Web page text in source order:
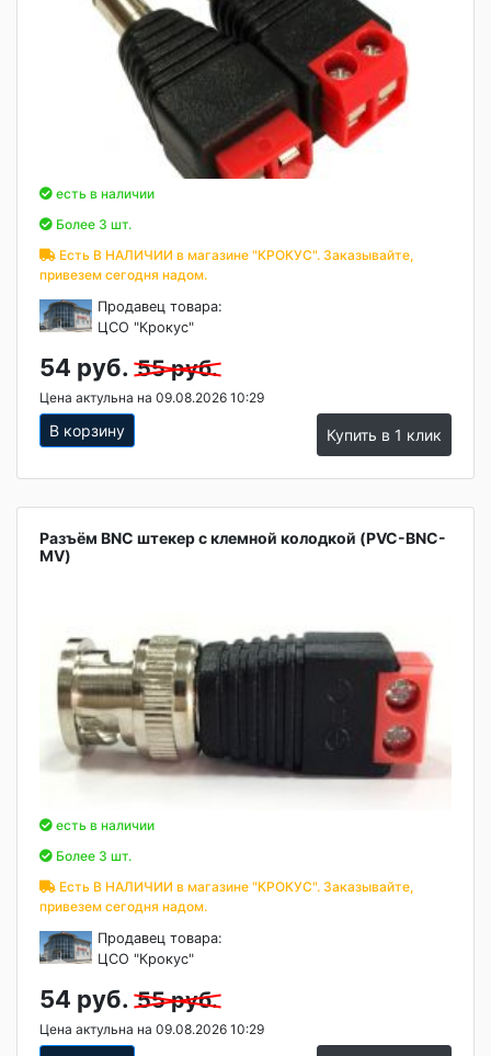
есть в наличии
Более 3 шт.
Есть В НАЛИЧИИ в магазине "КРОКУС". Заказывайте,
привезем сегодня надом.
Продавец товара:
ЦСО "Крокус"
54 руб. 55 руб.
Цена актульна на 09.08.2026 10:29
В корзину Купить в 1 клик
Разъём BNC штекер с клемной колодкой (PVC-BNC-
MV)
есть в наличии
Более 3 шт.
Есть В НАЛИЧИИ в магазине "КРОКУС". Заказывайте,
привезем сегодня надом.
Продавец товара:
ЦСО "Крокус"
54 руб. 55 руб.
Цена актульна на 09.08.2026 10:29